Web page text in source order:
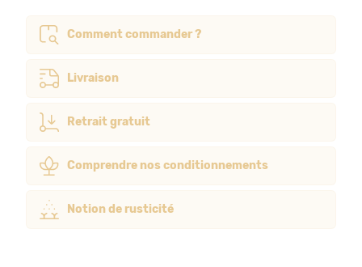
Comment commander ?
Livraison
Retrait gratuit
Comprendre nos conditionnements
Notion de rusticité